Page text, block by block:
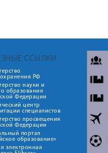
ССЫЛКИ
РФ
науки и
образования
Федерации
центр
специалистов
просвещения
Федерации
портал
образование»
электронная